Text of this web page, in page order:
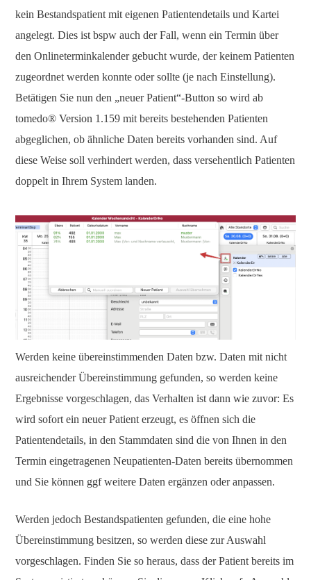
kein Bestandspatient mit eigenen Patientendetails und Kartei
angelegt. Dies ist bspw auch der Fall, wenn ein Termin über
den Onlineterminkalender gebucht wurde, der keinem Patienten
zugeordnet werden konnte oder sollte (je nach Einstellung).
Betätigen Sie nun den „neuer Patient“-Button so wird ab
tomedo® Version 1.159 mit bereits bestehenden Patienten
abgeglichen, ob ähnliche Daten bereits vorhanden sind. Auf
diese Weise soll verhindert werden, dass versehentlich Patienten
doppelt in Ihrem System landen.
Werden keine übereinstimmenden Daten bzw. Daten mit nicht
ausreichender Übereinstimmung gefunden, so werden keine
Ergebnisse vorgeschlagen, das Verhalten ist dann wie zuvor: Es
wird sofort ein neuer Patient erzeugt, es öffnen sich die
Patientendetails, in den Stammdaten sind die von Ihnen in den
Termin eingetragenen Neupatienten-Daten bereits übernommen
und Sie können ggf weitere Daten ergänzen oder anpassen.
Werden jedoch Bestandspatienten gefunden, die eine hohe
Übereinstimmung besitzen, so werden diese zur Auswahl
vorgeschlagen. Finden Sie so heraus, dass der Patient bereits im